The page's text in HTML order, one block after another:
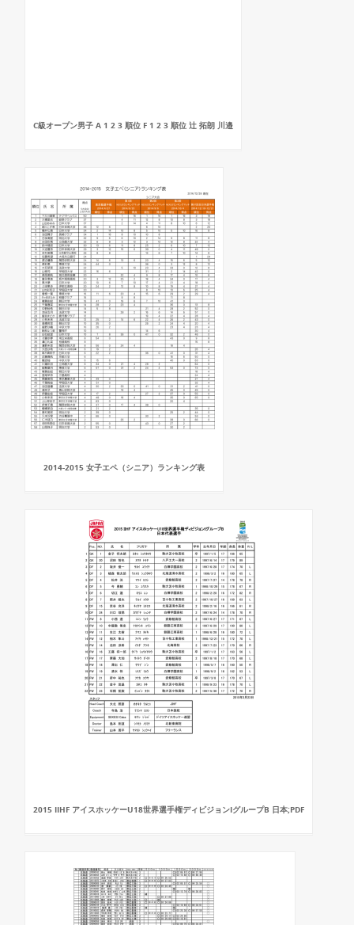
C級オープン男子 A 1 2 3 順位 F 1 2 3 順位 辻 拓朗 川邉
2014-2015 女子エペ（シニア）ランキング表
2015 IIHF アイスホッケーU18世界選手権ディビジョンIグループB 日本;PDF